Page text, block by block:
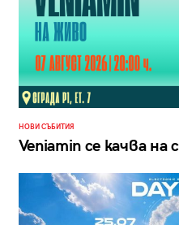
НОВИ СЪБИТИЯ
Veniamin се качва на